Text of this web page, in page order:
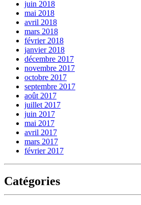
juin 2018
mai 2018
avril 2018
mars 2018
février 2018
janvier 2018
décembre 2017
novembre 2017
octobre 2017
septembre 2017
août 2017
juillet 2017
juin 2017
mai 2017
avril 2017
mars 2017
février 2017
Catégories